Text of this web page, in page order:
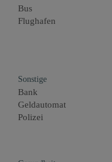
Bus
Flughafen
Sonstige
Bank
Geldautomat
Polizei